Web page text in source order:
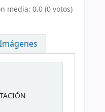
media: 0.0 (0 votos)
Imágenes